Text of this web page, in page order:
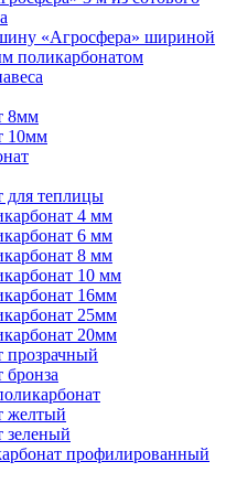
«Агросфера» шириной
поликарбонатом
8мм
10мм
для теплицы
4 мм
6 мм
8 мм
10 мм
16мм
25мм
20мм
прозрачный
бронза
желтый
зеленый
профилированный